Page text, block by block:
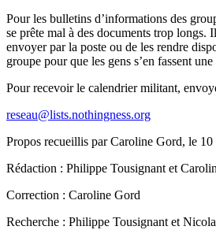
Pour les bulletins d’informations des
se prête mal à des documents trop longs.
envoyer par la poste ou de les rendre
groupe pour que les gens s’en fassent
Pour recevoir le calendrier militant,
reseau@lists.nothingness.org
Propos recueillis par Caroline Gord, le
Rédaction : Philippe Tousignant et
Correction : Caroline Gord
Recherche : Philippe Tousignant et